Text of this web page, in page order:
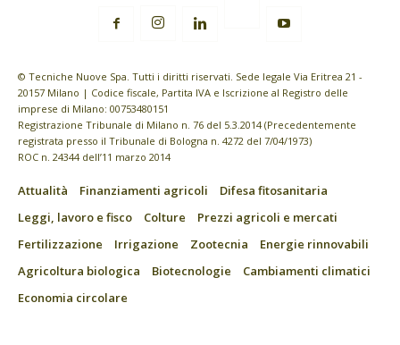
© Tecniche Nuove Spa. Tutti i diritti riservati. Sede legale Via Eritrea 21 -
20157 Milano | Codice fiscale, Partita IVA e Iscrizione al Registro delle
imprese di Milano: 00753480151
Registrazione Tribunale di Milano n. 76 del 5.3.2014 (Precedentemente
registrata presso il Tribunale di Bologna n. 4272 del 7/04/1973)
ROC n. 24344 dell’11 marzo 2014
Attualità Finanziamenti agricoli
Difesa fitosanitaria
Leggi, lavoro e fisco
Colture
Prezzi agricoli e mercati
Fertilizzazione
Irrigazione Zootecnia
Energie rinnovabili
Agricoltura biologica
Biotecnologie
Cambiamenti climatici
Economia circolare